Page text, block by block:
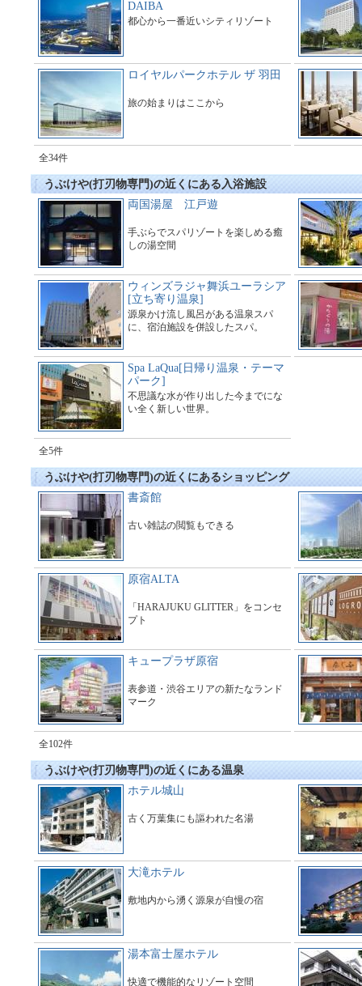
DAIBA
都心から一番近いシティリゾート
ロイヤルパークホテル ザ 羽田
旅の始まりはここから
全34件
うぶけや(打刃物専門)の近くにある入浴施設
両国湯屋 江戸遊
手ぶらでスパリゾートを楽しめる癒
しの湯空間
ウィンズラジャ舞浜ユーラシア
[立ち寄り温泉]
源泉かけ流し風呂がある温泉スパ
に、宿泊施設を併設したスパ。
Spa LaQua[日帰り温泉・テーマ
パーク]
不思議な水が作り出した今までにな
い全く新しい世界。
全5件
うぶけや(打刃物専門)の近くにあるショッピング
書斎館
古い雑誌の閲覧もできる
原宿ALTA
「HARAJUKU GLITTER」をコンセ
プト
キュープラザ原宿
表参道・渋谷エリアの新たなランド
マーク
全102件
うぶけや(打刃物専門)の近くにある温泉
ホテル城山
古く万葉集にも謳われた名湯
大滝ホテル
敷地内から湧く源泉が自慢の宿
湯本富士屋ホテル
快適で機能的なリゾート空間